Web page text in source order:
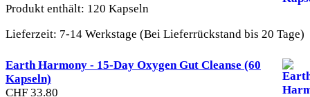
Produkt enthält: 120 Kapseln
Lieferzeit: 7-14 Werkstage (Bei Lieferrückstand bis 20 Tage)
Earth Harmony - 15-Day Oxygen Gut Cleanse (60
Kapseln)
CHF 33.80